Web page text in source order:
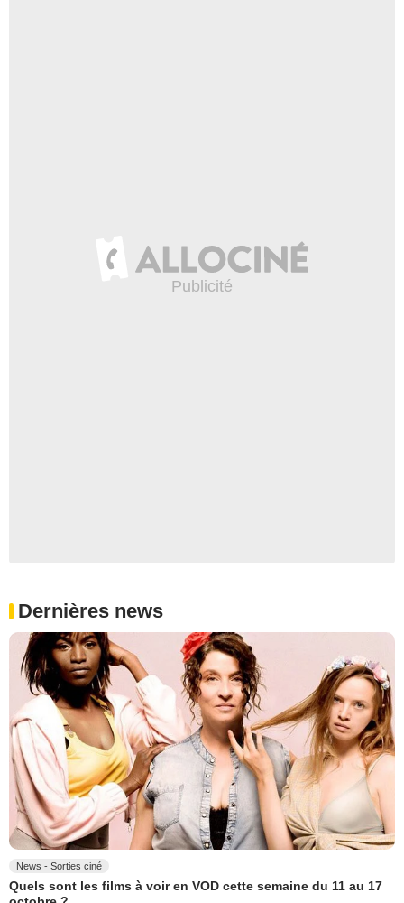
Dernières news
News - Sorties ciné
Quels sont les films à voir en VOD cette semaine du 11 au 17